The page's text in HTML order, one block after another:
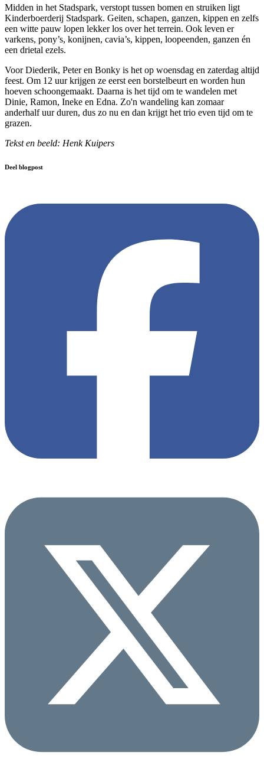
Midden in het Stadspark, verstopt tussen bomen en struiken ligt
Kinderboerderij Stadspark. Geiten, schapen, ganzen, kippen en zelfs
een witte pauw lopen lekker los over het terrein. Ook leven er
varkens, pony’s, konijnen, cavia’s, kippen, loopeenden, ganzen én
een drietal ezels.
Voor Diederik, Peter en Bonky is het op woensdag en zaterdag altijd
feest. Om 12 uur krijgen ze eerst een borstelbeurt en worden hun
hoeven schoongemaakt. Daarna is het tijd om te wandelen met
Dinie, Ramon, Ineke en Edna. Zo'n wandeling kan zomaar
anderhalf uur duren, dus zo nu en dan krijgt het trio even tijd om te
grazen.
Tekst en beeld: Henk Kuipers
Deel blogpost